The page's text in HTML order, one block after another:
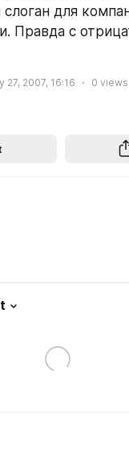
для
Правда с
27, 2007, 16:16 0 views